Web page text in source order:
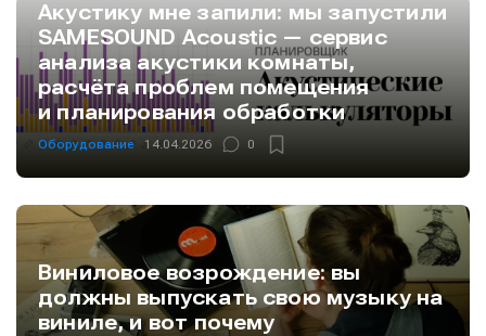
Акустику мне запили: мы запустили
SAMESOUND Acoustic — сервис
анализа акустики комнаты,
расчёта проблем помещения
и планирования обработки
Оборудование 14.04.2026 0
Виниловое возрождение: вы
должны выпускать свою музыку на
виниле, и вот почему